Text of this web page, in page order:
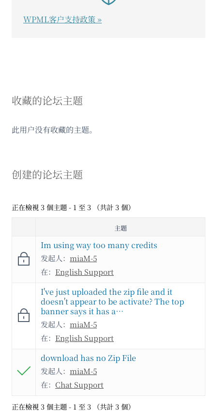
收藏的论坛主题
此用户没有收藏的主题。
创建的论坛主题
正在檢視 3 個主題 - 1 至 3 （共計 3 個）
主题
Im using way too many credits
发起人： miaM-5
在： English Support
I've just uploaded the zip file and it
doesn't appear to be activate? The top
banner says it has a…
发起人： miaM-5
在： English Support
download has no Zip File
发起人： miaM-5
在： Chat Support
正在檢視 3 個主題 - 1 至 3 （共計 3 個）
WPML客户支持政策 »